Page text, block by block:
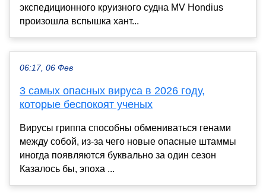
экспедиционного круизного судна MV Hondius
произошла вспышка хант...
06:17, 06 Фев
3 самых опасных вируса в 2026 году,
которые беспокоят ученых
Вирусы гриппа способны обмениваться генами
между собой, из-за чего новые опасные штаммы
иногда появляются буквально за один сезон
Казалось бы, эпоха ...